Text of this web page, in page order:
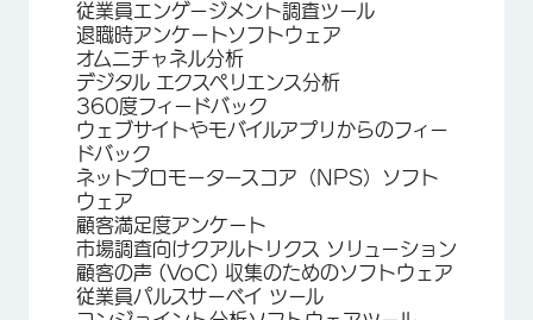
従業員エンゲージメント調査ツール
退職時アンケートソフトウェア
オムニチャネル分析
デジタル エクスペリエンス分析
360度フィードバック
ウェブサイトやモバイルアプリからのフィー
ドバック
ネットプロモータースコア（NPS）ソフト
ウェア
顧客満足度アンケート
市場調査向けクアルトリクス ソリューション
顧客の声 (VoC) 収集のためのソフトウェア
従業員パルスサーベイ ツール